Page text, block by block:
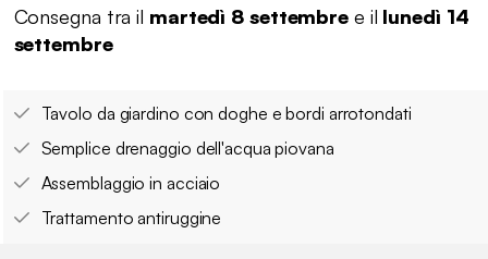
Consegna tra il martedì 8 settembre e il lunedì 14
settembre
Tavolo da giardino con doghe e bordi arrotondati
Semplice drenaggio dell'acqua piovana
Assemblaggio in acciaio
Trattamento antiruggine